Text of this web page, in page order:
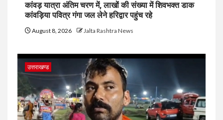
कांवड़ यात्रा अंतिम चरण में, लाखों की संख्या में शिवभक्त डाक
कांवड़िया पवित्र गंगा जल लेने हरिद्वार पहुंच रहे
August 8, 2026 Jalta Rashtra News
उत्तराखण्ड